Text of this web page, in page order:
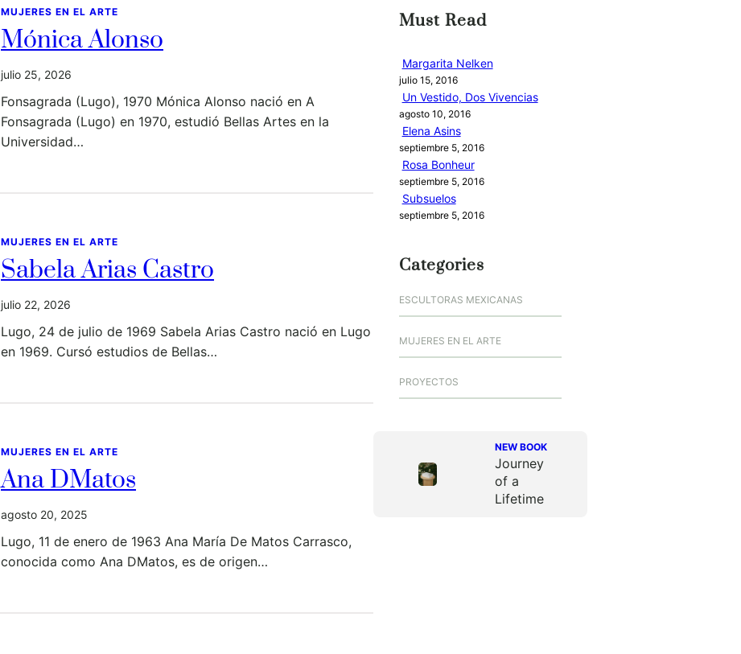
MUJERES EN EL ARTE
Mónica Alonso
julio 25, 2026
Fonsagrada (Lugo), 1970 Mónica Alonso nació en A
Fonsagrada (Lugo) en 1970, estudió Bellas Artes en la
Universidad…
MUJERES EN EL ARTE
Sabela Arias Castro
julio 22, 2026
Lugo, 24 de julio de 1969 Sabela Arias Castro nació en Lugo
en 1969. Cursó estudios de Bellas…
MUJERES EN EL ARTE
Ana DMatos
agosto 20, 2025
Lugo, 11 de enero de 1963 Ana María De Matos Carrasco,
conocida como Ana DMatos, es de origen…
c
r
Must Read
Margarita Nelken
julio 15, 2016
Un Vestido, Dos Vivencias
agosto 10, 2016
Elena Asins
septiembre 5, 2016
Rosa Bonheur
septiembre 5, 2016
Subsuelos
septiembre 5, 2016
Categories
ESCULTORAS MEXICANAS
MUJERES EN EL ARTE
PROYECTOS
NEW BOOK
Journey
of a
Lifetime